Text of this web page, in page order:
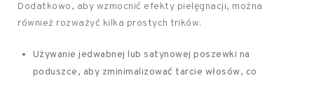
Dodatkowo, aby wzmocnić efekty pielęgnacji, można
również rozważyć kilka prostych trików:
Używanie jedwabnej lub satynowej poszewki na
poduszce, aby zminimalizować tarcie włosów, co